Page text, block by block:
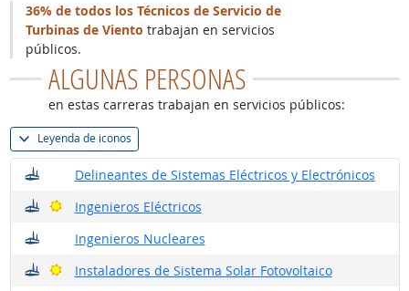
36% de todos los Técnicos de Servicio de
Turbinas de Viento trabajan en servicios
públicos.
ALGUNAS PERSONAS
en estas carreras trabajan en servicios públicos:
Leyenda de iconos
Delineantes de Sistemas Eléctricos y Electrónicos
¿Dónde trabajan?
Ingenieros Eléctricos
¿Dónde trabajan?
Buenas perspectivas
Ingenieros Nucleares
¿Dónde trabajan?
Instaladores de Sistema Solar Fotovoltaico
¿Dónde trabajan?
Buenas perspectivas